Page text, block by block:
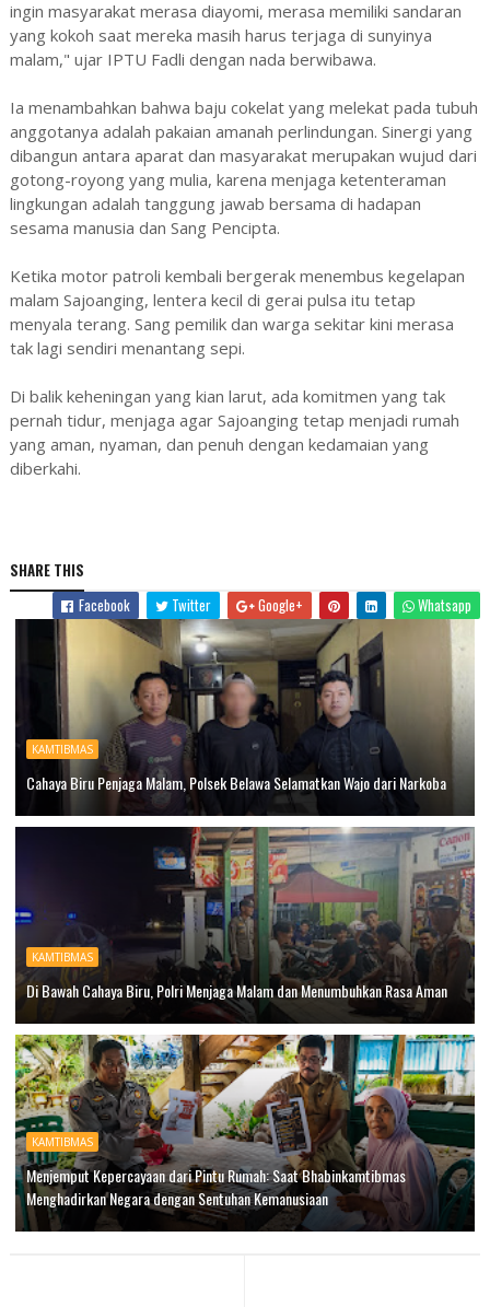
ingin masyarakat merasa diayomi, merasa memiliki sandaran
yang kokoh saat mereka masih harus terjaga di sunyinya
malam," ujar IPTU Fadli dengan nada berwibawa.
Ia menambahkan bahwa baju cokelat yang melekat pada tubuh
anggotanya adalah pakaian amanah perlindungan. Sinergi yang
dibangun antara aparat dan masyarakat merupakan wujud dari
gotong-royong yang mulia, karena menjaga ketenteraman
lingkungan adalah tanggung jawab bersama di hadapan
sesama manusia dan Sang Pencipta.
Ketika motor patroli kembali bergerak menembus kegelapan
malam Sajoanging, lentera kecil di gerai pulsa itu tetap
menyala terang. Sang pemilik dan warga sekitar kini merasa
tak lagi sendiri menantang sepi.
Di balik keheningan yang kian larut, ada komitmen yang tak
pernah tidur, menjaga agar Sajoanging tetap menjadi rumah
yang aman, nyaman, dan penuh dengan kedamaian yang
diberkahi.
SHARE THIS
Facebook
Twitter Google+ Whatsapp
KAMTIBMAS
Cahaya Biru Penjaga Malam, Polsek Belawa Selamatkan Wajo dari Narkoba
KAMTIBMAS
Di Bawah Cahaya Biru, Polri Menjaga Malam dan Menumbuhkan Rasa Aman
KAMTIBMAS
Menjemput Kepercayaan dari Pintu Rumah: Saat Bhabinkamtibmas
Menghadirkan Negara dengan Sentuhan Kemanusiaan